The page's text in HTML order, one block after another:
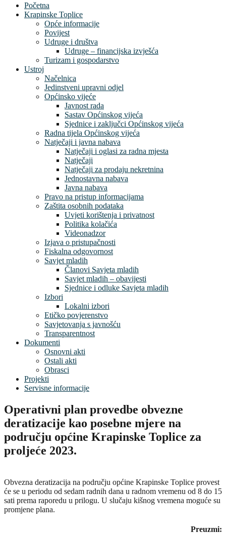
Početna
Krapinske Toplice
Opće informacije
Povijest
Udruge i društva
Udruge – financijska izvješća
Turizam i gospodarstvo
Ustroj
Načelnica
Jedinstveni upravni odjel
Općinsko vijeće
Javnost rada
Sastav Općinskog vijeća
Sjednice i zaključci Općinskog vijeća
Radna tijela Općinskog vijeća
Natječaji i javna nabava
Natječaji i oglasi za radna mjesta
Natječaji
Natječaji za prodaju nekretnina
Jednostavna nabava
Javna nabava
Pravo na pristup informacijama
Zaštita osobnih podataka
Uvjeti korištenja i privatnost
Politika kolačića
Videonadzor
Izjava o pristupačnosti
Fiskalna odgovornost
Savjet mladih
Članovi Savjeta mladih
Savjet mladih – obavijesti
Sjednice i odluke Savjeta mladih
Izbori
Lokalni izbori
Etičko povjerenstvo
Savjetovanja s javnošću
Transparentnost
Dokumenti
Osnovni akti
Ostali akti
Obrasci
Projekti
Servisne informacije
Operativni plan provedbe obvezne
deratizacije kao posebne mjere na
području općine Krapinske Toplice za
proljeće 2023.
Obvezna deratizacija na području općine Krapinske Toplice provest
će se u periodu od sedam radnih dana u radnom vremenu od 8 do 15
sati prema raporedu u prilogu. U slučaju kišnog vremena moguće su
promjene plana.
Preuzmi: